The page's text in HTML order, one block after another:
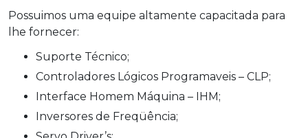
Possuimos uma equipe altamente capacitada para
lhe fornecer:
Suporte Técnico;
Controladores Lógicos Programaveis – CLP;
Interface Homem Máquina – IHM;
Inversores de Freqüência;